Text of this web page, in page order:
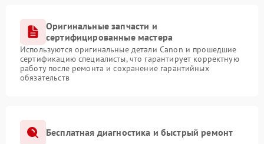
Оригинальные запчасти и
сертифицированные мастера
Используются оригинальные детали Canon и прошедшие
сертификацию специалисты, что гарантирует корректную
работу после ремонта и сохранение гарантийных
обязательств
Бесплатная диагностика и быстрый ремонт